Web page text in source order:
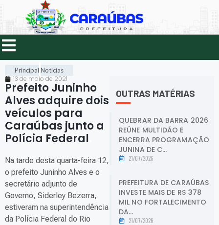
Principal Notícias
13 de maio de 2021
Prefeito Juninho
Alves adquire dois
veículos para
Caraúbas junto a
Polícia Federal
Na tarde desta quarta-feira 12,
o prefeito Juninho Alves e o
secretário adjunto de
Governo, Siderley Bezerra,
estiveram na superintendência
da Polícia Federal do Rio
OUTRAS MATÉRIAS
QUEBRAR DA BARRA 2026
REÚNE MULTIDÃO E
ENCERRA PROGRAMAÇÃO
JUNINA DE C...
21/07/2026
PREFEITURA DE CARAÚBAS
INVESTE MAIS DE R$ 378
MIL NO FORTALECIMENTO
DA...
21/07/2026